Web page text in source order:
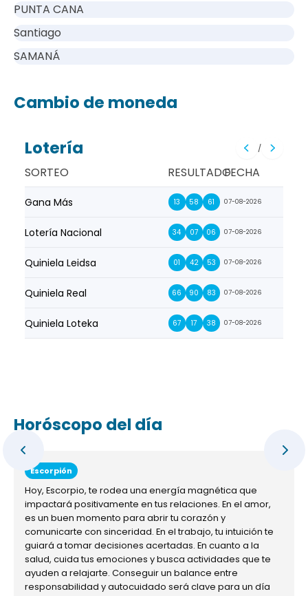
PUNTA CANA
Santiago
SAMANÁ
Cambio de moneda
Lotería /
SORTEO RESULTADOFECHA
Gana Más 13 58 61 07-08-2026
Lotería Nacional 34 07 06 07-08-2026
Quiniela Leidsa 01 42 53 07-08-2026
Quiniela Real 66 90 83 07-08-2026
Quiniela Loteka 67 17 38 07-08-2026
Horóscopo del día
Escorpión
Hoy, Escorpio, te rodea una energía magnética que
impactará positivamente en tus relaciones. En el amor,
es un buen momento para abrir tu corazón y
comunicarte con sinceridad. En el trabajo, tu intuición te
guiará a tomar decisiones acertadas. En cuanto a la
salud, cuida tus emociones y busca actividades que te
ayuden a relajarte. Conseguir un balance entre
responsabilidad y autocuidado será clave para un día